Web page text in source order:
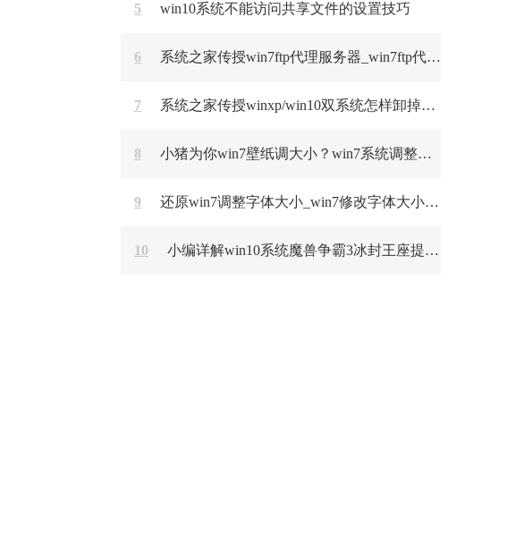
5 win10系统不能访问共享文件的设置技巧
6 系统之家传授win7ftp代理服务器_win7ftp代理服务器的方案?
7 系统之家传授winxp/win10双系统怎样卸掉其中一个的方案?
8 小猪为你win7壁纸调大小？win7系统调整壁纸大小的问题?
9 还原win7调整字体大小_win7修改字体大小的办法?
10 小编详解win10系统魔兽争霸3冰封王座提示无法初始化图形系统的方